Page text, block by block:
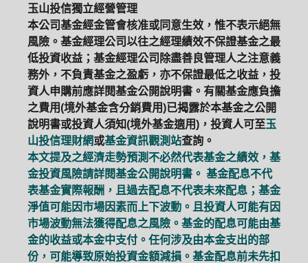
玉山投信獨立經營管理
本公司基金經金管會核准或同意生效，惟不表示絕無
風險。基金經理公司以往之經理績效不保證基金之最
低投資收益；基金經理公司除盡善良管理人之注意義
務外，不負責基金之盈虧，亦不保證最低之收益，投
資人申購前應詳閱基金公開說明書。有關基金應負擔
之費用(境外基金含分銷費用)已揭露於本基金之公開
說明書或投資人須知(境外基金適用)，投資人可至玉
山投信理財網或基金資訊觀測站查詢。
本文提及之經濟走勢預測不必然代表基金之績效，基
金投資風險請詳閱基金公開說明書。 基金配息不代
表基金實際報酬，且過去配息不代表未來配息；基金
淨值可能因市場因素而上下波動。且投資人可能有因
市場波動無法獲得配息之風險。基金的配息可能由基
金的收益或本金中支付。任何涉及由本金支出的部
份，可能導致原始投資金額減損。基金配息前未先扣